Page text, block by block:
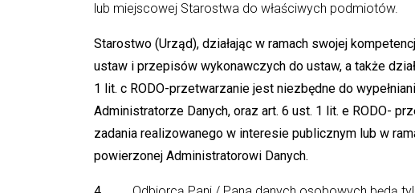
lub miejscowej Starostwa do właściwych podmiotów.
Starostwo (Urząd), działając w ramach swojej
ustaw i przepisów wykonawczych do ustaw, a także
1 lit. c RODO-przetwarzanie jest niezbędne do
Administratorze Danych, oraz art. 6 ust. 1 lit. e RODO-
zadania realizowanego w interesie publicznym lub w
powierzonej Administratorowi Danych.